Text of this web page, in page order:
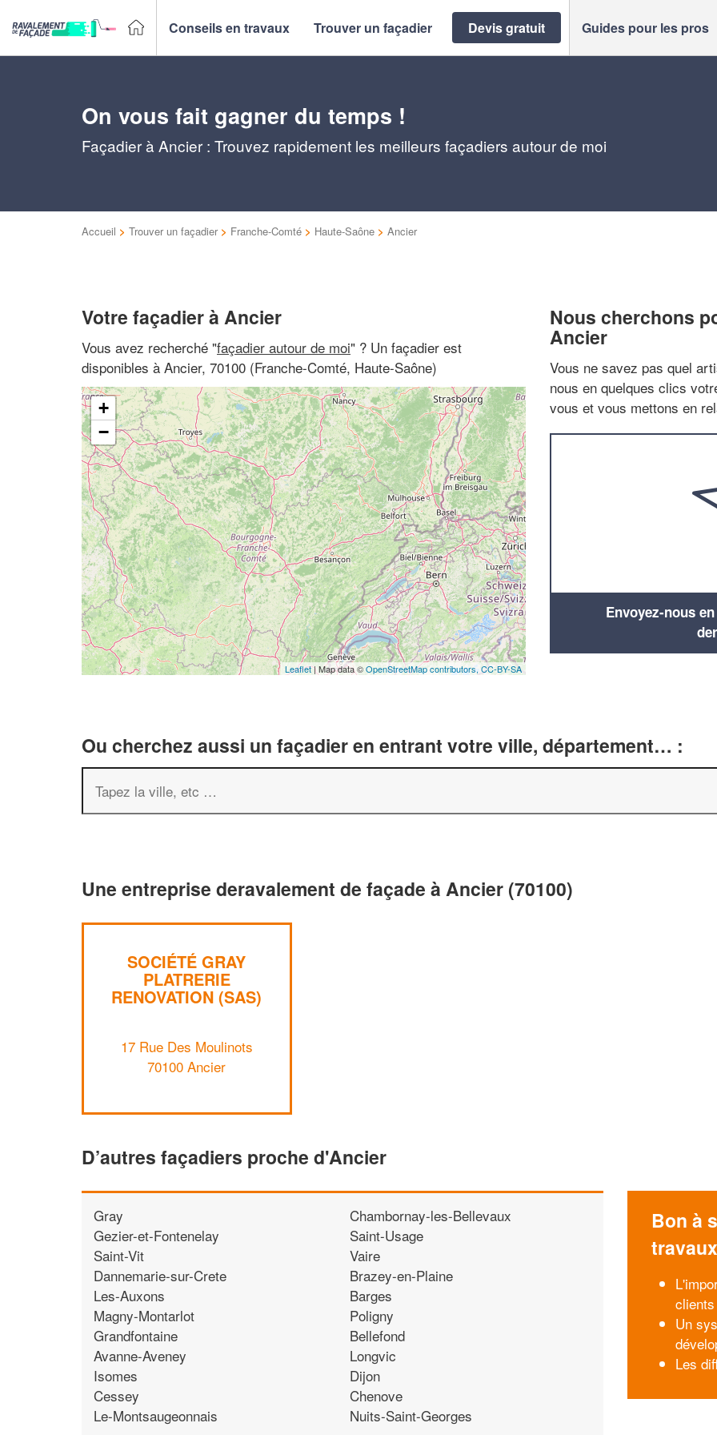
Conseils en travaux Trouver un façadier Devis gratuit Guides pour les pros
On vous fait gagner du temps !
Façadier à Ancier : Trouvez rapidement les meilleurs façadiers autour de moi
Accueil > Trouver un façadier > Franche-Comté > Haute-Saône > Ancier
Votre façadier à Ancier
Vous avez recherché "façadier autour de moi" ? Un façadier est
disponibles à Ancier, 70100 (Franche-Comté, Haute-Saône)
+
−
Leaflet| Map data ©OpenStreetMap contributors,CC-BY-SA
Nous cherchons
Ancier
Vous ne savez pas quel
nous en quelques clics
vous et vous mettons en
Envoyez-nous
Ou cherchez aussi un façadier en entrant votre ville, département… :
Une entreprise deravalement de façade à Ancier (70100)
SOCIÉTÉ GRAY
PLATRERIE
RENOVATION (SAS)
17 Rue Des Moulinots
70100 Ancier
D’autres façadiers proche d'Ancier
Gray
Gezier-et-Fontenelay
Saint-Vit
Dannemarie-sur-Crete
Les-Auxons
Magny-Montarlot
Grandfontaine
Avanne-Aveney
Isomes
Cessey
Le-Montsaugeonnais
Chambornay-les-Bellevaux
Saint-Usage
Vaire
Brazey-en-Plaine
Barges
Poligny
Bellefond
Longvic
Dijon
Chenove
Nuits-Saint-Georges
Bon à
travaux
clients
Un
Les